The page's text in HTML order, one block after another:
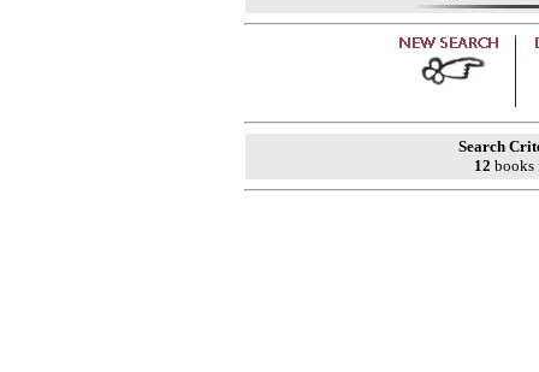
Search
12